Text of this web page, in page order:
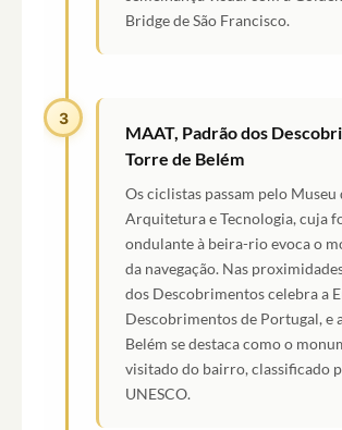
Bridge de São Francisco.
3
MAAT, Padrão dos
Torre de Belém
Os ciclistas passam pelo Museu
Arquitetura e Tecnologia, cuja
ondulante à beira-rio evoca o
da navegação. Nas
dos Descobrimentos celebra a
Descobrimentos de Portugal, e
Belém se destaca como o
visitado do bairro, classificado
UNESCO.